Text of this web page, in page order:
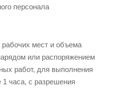
персонала
мест и объема
или распоряжением
работ, для выполнения
1 часа, с разрешения